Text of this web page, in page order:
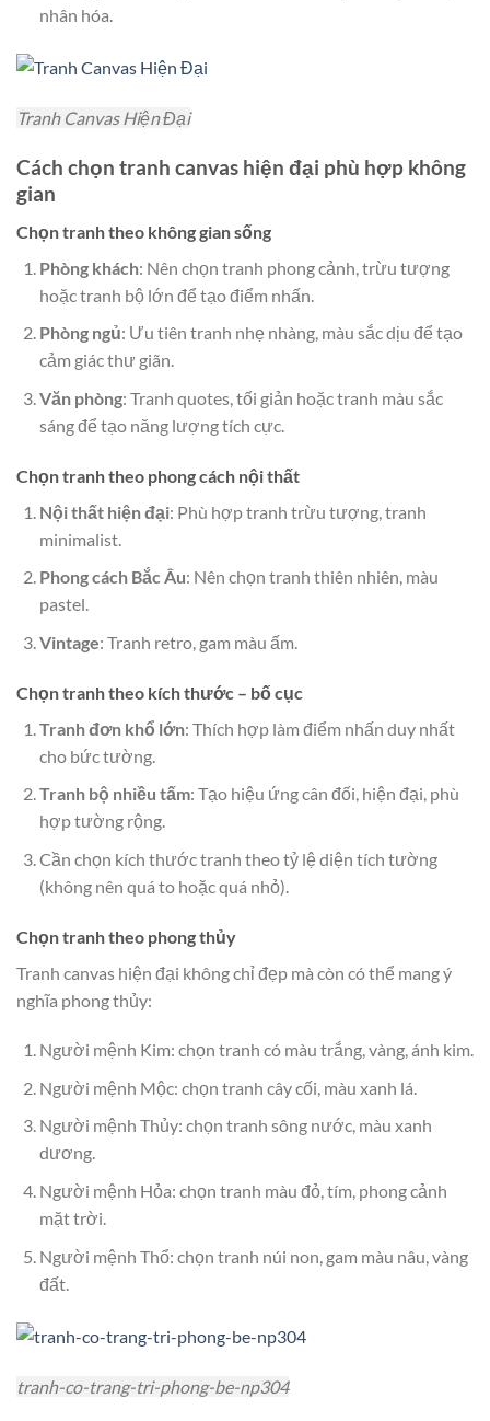
nhân hóa.
Tranh Canvas Hiện Đại
Cách chọn tranh canvas hiện đại phù hợp không
gian
Chọn tranh theo không gian sống
Phòng khách: Nên chọn tranh phong cảnh, trừu tượng
hoặc tranh bộ lớn để tạo điểm nhấn.
Phòng ngủ: Ưu tiên tranh nhẹ nhàng, màu sắc dịu để tạo
cảm giác thư giãn.
Văn phòng: Tranh quotes, tối giản hoặc tranh màu sắc
sáng để tạo năng lượng tích cực.
Chọn tranh theo phong cách nội thất
Nội thất hiện đại: Phù hợp tranh trừu tượng, tranh
minimalist.
Phong cách Bắc Âu: Nên chọn tranh thiên nhiên, màu
pastel.
Vintage: Tranh retro, gam màu ấm.
Chọn tranh theo kích thước – bố cục
Tranh đơn khổ lớn: Thích hợp làm điểm nhấn duy nhất
cho bức tường.
Tranh bộ nhiều tấm: Tạo hiệu ứng cân đối, hiện đại, phù
hợp tường rộng.
Cần chọn kích thước tranh theo tỷ lệ diện tích tường
(không nên quá to hoặc quá nhỏ).
Chọn tranh theo phong thủy
Tranh canvas hiện đại không chỉ đẹp mà còn có thể mang ý
nghĩa phong thủy:
Người mệnh Kim: chọn tranh có màu trắng, vàng, ánh kim.
Người mệnh Mộc: chọn tranh cây cối, màu xanh lá.
Người mệnh Thủy: chọn tranh sông nước, màu xanh
dương.
Người mệnh Hỏa: chọn tranh màu đỏ, tím, phong cảnh
mặt trời.
Người mệnh Thổ: chọn tranh núi non, gam màu nâu, vàng
đất.
tranh-co-trang-tri-phong-be-np304